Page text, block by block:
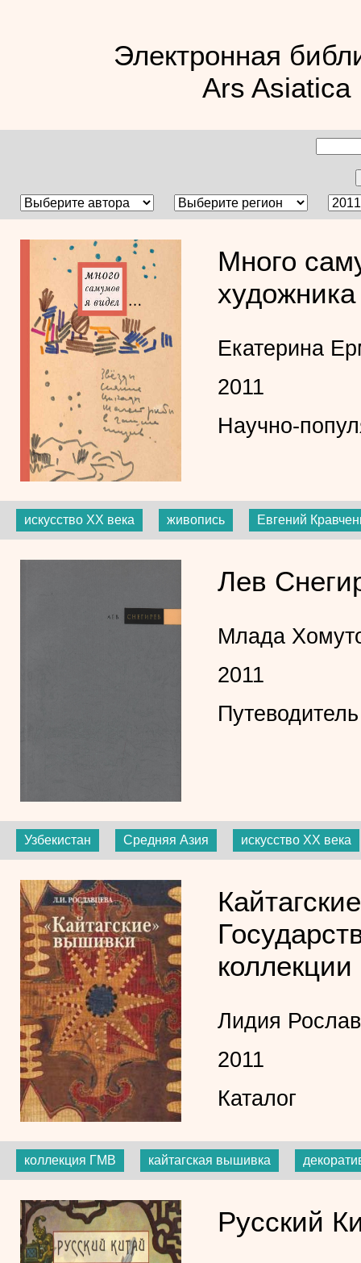
Электронная
Ars Asiatica
Много
Екатерина
2011
Научно-
искусство XX века живопись Евгений
Лев
Млада
2011
Путеводитель
Узбекистан Средняя Азия искусство XX века
коллекции
Лидия
2011
Каталог
коллекция ГМВ кайтагская вышивка
Русский